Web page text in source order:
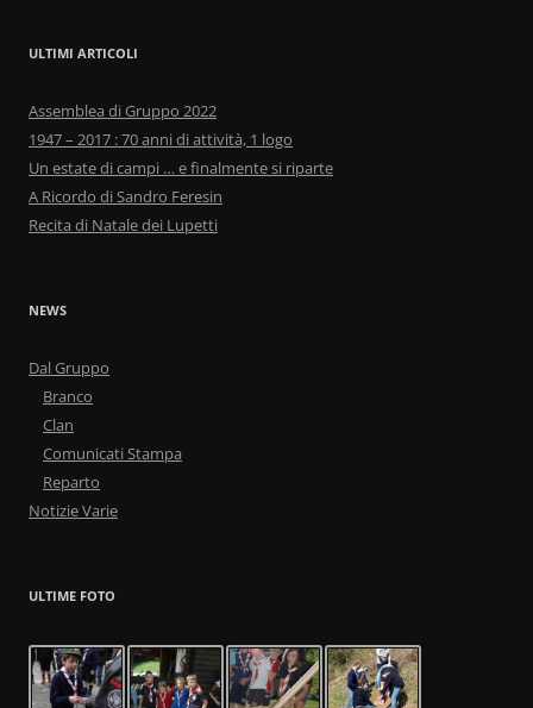
o
k
ULTIMI ARTICOLI
Assemblea di Gruppo 2022
1947 – 2017 : 70 anni di attività, 1 logo
Un estate di campi … e finalmente si riparte
A Ricordo di Sandro Feresin
Recita di Natale dei Lupetti
NEWS
Dal Gruppo
Branco
Clan
Comunicati Stampa
Reparto
Notizie Varie
ULTIME FOTO